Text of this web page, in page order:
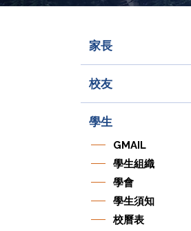
家長
校友
學生
GMAIL
學生組織
學會
學生須知
校曆表